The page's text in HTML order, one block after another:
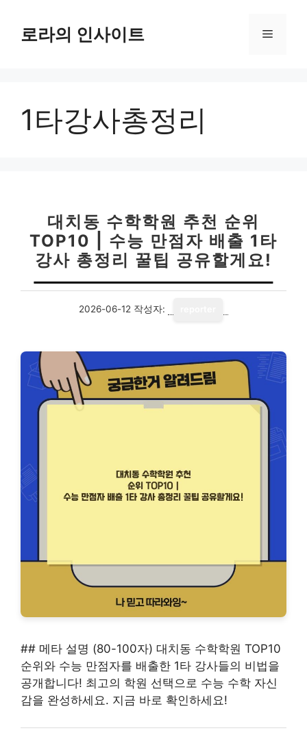
로라의 인사이트 메
1타강사총정리
대치동 수학학원 추천 순위
TOP10 | 수능 만점자 배출 1타
강사 총정리 꿀팁 공유할게요!
2026-06-12 작성자:
## 메타 설명 (80-100자) 대치동 수학학원 TOP10
순위와 수능 만점자를 배출한 1타 강사들의 비법을
공개합니다! 최고의 학원 선택으로 수능 수학 자신
감을 완성하세요. 지금 바로 확인하세요!